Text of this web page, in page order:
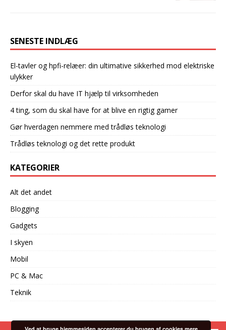
SENESTE INDLÆG
El-tavler og hpfi-relæer: din ultimative sikkerhed mod elektriske
ulykker
Derfor skal du have IT hjælp til virksomheden
4 ting, som du skal have for at blive en rigtig gamer
Gør hverdagen nemmere med trådløs teknologi
Trådløs teknologi og det rette produkt
KATEGORIER
Alt det andet
Blogging
Gadgets
I skyen
Mobil
PC & Mac
Teknik